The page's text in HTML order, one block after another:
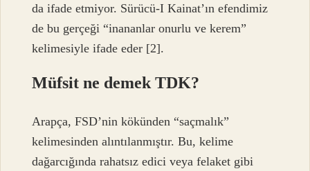
da ifade etmiyor. Sürücü-I Kainat’ın efendimiz
de bu gerçeği “inananlar onurlu ve kerem”
kelimesiyle ifade eder [2].
Müfsit ne demek TDK?
Arapça, FSD’nin kökünden “saçmalık”
kelimesinden alıntılanmıştır. Bu, kelime
dağarcığında rahatsız edici veya felaket gibi